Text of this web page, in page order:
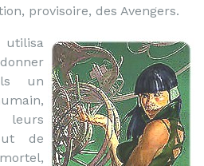
provisoire, des Avengers.
utilisa
un
de